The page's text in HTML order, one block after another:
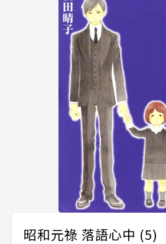
【公告】因 Readmoo 讀墨系
停部分閱讀服務
昭和元祿 落語心中 (5)